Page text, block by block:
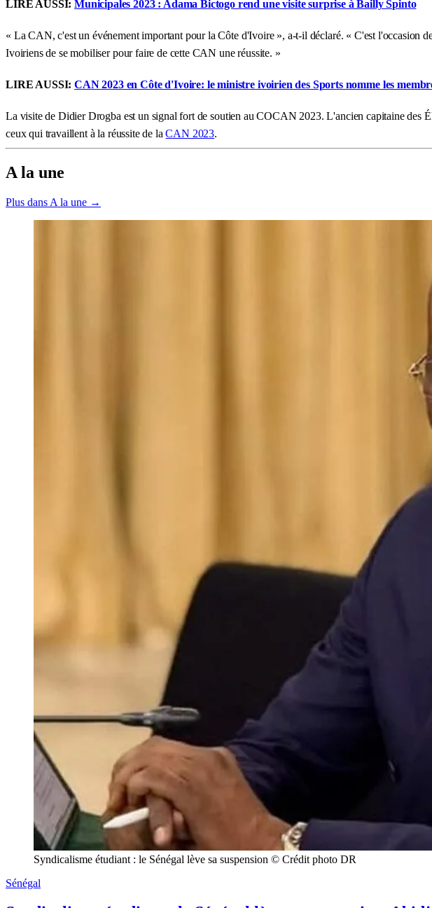
LIRE AUSSI:Municipales 2023 : Adama Bictogo rend une visite surprise à Bailly Spinto
« La CAN, c'est un événement important pour la Côte d'Ivoire », a-t-il déclaré. « C'est l'occasion
Ivoiriens de se mobiliser pour faire de cette CAN une réussite. »
LIRE AUSSI:CAN 2023 en Côte d'Ivoire: le ministre ivoirien des Sports nomme les
La visite de Didier Drogba est un signal fort de soutien au COCAN 2023. L'ancien capitaine des
ceux qui travaillent à la réussite de laCAN 2023.
A la une
Plus dans A la une →
Syndicalisme étudiant : le Sénégal lève sa suspension © Crédit photo DR
Sénégal